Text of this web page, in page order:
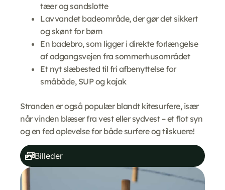
tæer og sandslotte
Lavvandet badeområde, der gør det sikkert
og skønt for børn
En badebro, som ligger i direkte forlængelse
af adgangsvejen fra sommerhusområdet
Et nyt slæbested til fri afbenyttelse for
småbåde, SUP og kajak
Stranden er også populær blandt kitesurfere, især
når vinden blæser fra vest eller sydvest – et flot syn
og en fed oplevelse for både surfere og tilskuere!
Billeder